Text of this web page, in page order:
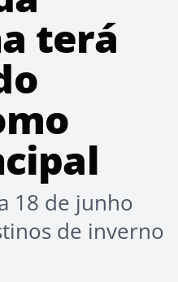
terá
18 de junho
de inverno